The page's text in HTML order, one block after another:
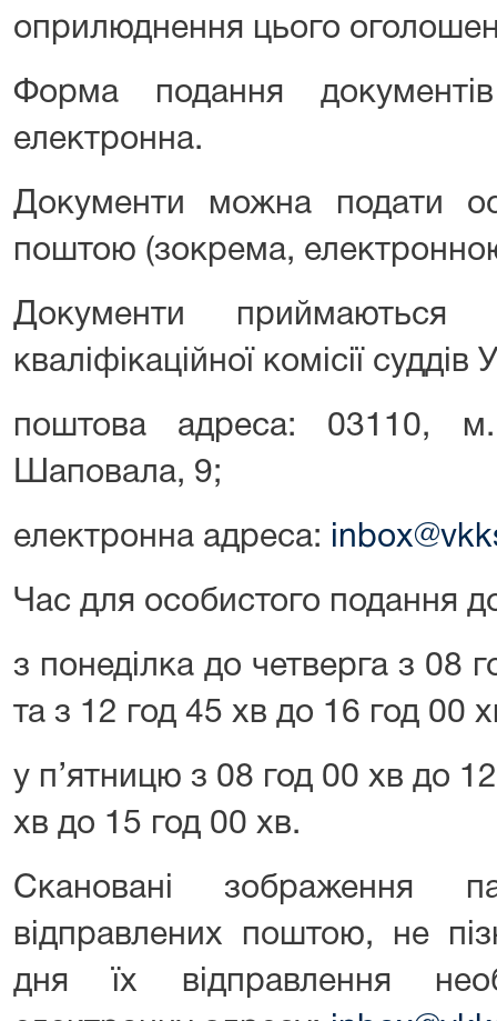
оприлюднення цього
Форма подання
електронна.
Документи можна подати
поштою (зокрема,
Документи
кваліфікаційної комісії суддів
поштова адреса: 03110,
Шаповала, 9;
електронна адреса:
Час для особистого подання
з понеділка до четверга з 08
та з 12 год 45 хв до 16 год 00
у п’ятницю з 08 год 00 хв до
хв до 15 год 00 хв.
Скановані зображення
відправлених поштою, не
дня їх відправлення